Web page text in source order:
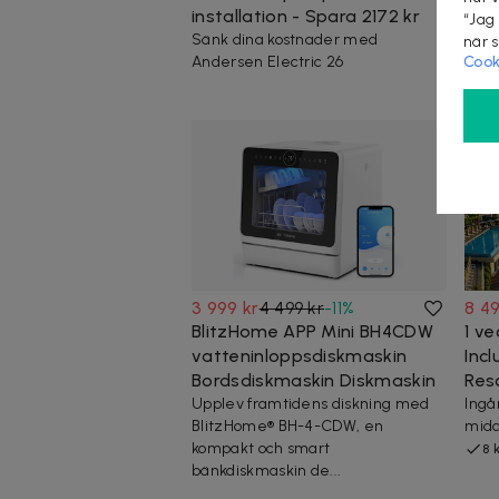
installation - Spara 2172 kr
Sänk dina kostnader med
Andersen Electric 26
6
3 999 kr4 499 kr-11%
BlitzHome APP Mini BH4CDW
vatteninloppsdiskmaskin
Bordsdiskmaskin Diskmaskin
Upplev framtidens diskning med
BlitzHome® BH-4-CDW, en
kompakt och smart
bänkdiskmaskin de...
8
1
8
när